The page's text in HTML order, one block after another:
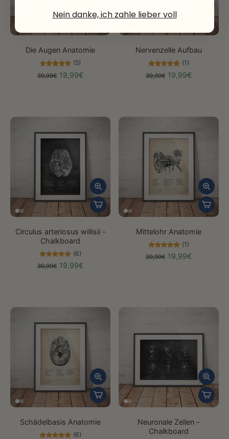
Die Augen Anatomie
(5)
39,99€ 19,99€
Nervenzelle Aufbau
(1)
39,99€ 19,99€
Circulus arteriosus willisii -
Chalkboard
(6)
39,99€ 19,99€
Mittelohr Anatomie
(1)
39,99€ 19,99€
Schädelbasis Anatomie
(6)
Neuronale Zellen -
Chalkboard
Nein danke, ich zahle lieber voll